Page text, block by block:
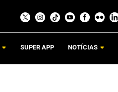
SUPER APP NOTÍCIAS